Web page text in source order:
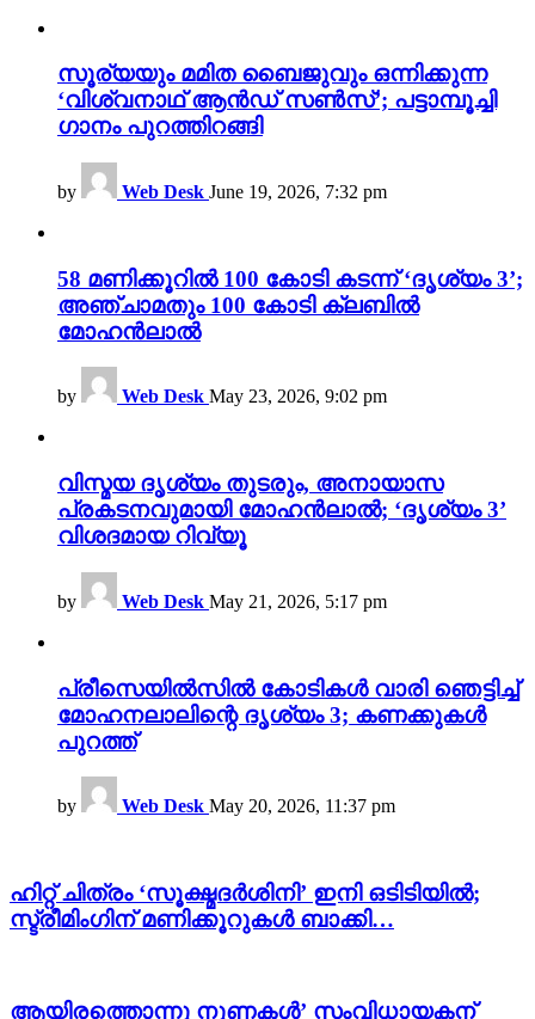
സൂര്യയും മമിത ബൈജുവും ഒന്നിക്കുന്ന
‘വിശ്വനാഥ് ആൻഡ് സൺസ്’; പട്ടാമ്പൂച്ചി
ഗാനം പുറത്തിറങ്ങി
by Web Desk June 19, 2026, 7:32 pm
58 മണിക്കൂറിൽ 100 കോടി കടന്ന് ‘ദൃശ്യം 3’;
അഞ്ചാമതും 100 കോടി ക്ലബിൽ
മോഹൻലാൽ
by Web Desk May 23, 2026, 9:02 pm
വിസ്മയ ദൃശ്യം തുടരും, അനായാസ
പ്രകടനവുമായി മോഹൻലാൽ; ‘ദൃശ്യം 3’
വിശദമായ റിവ്യൂ
by Web Desk May 21, 2026, 5:17 pm
പ്രീസെയിൽസിൽ കോടികൾ വാരി ഞെട്ടിച്ച്
മോഹനലാലിന്റെ ദൃശ്യം 3; കണക്കുകൾ
പുറത്ത്
by Web Desk May 20, 2026, 11:37 pm
ഹിറ്റ് ചിത്രം ‘സൂക്ഷ്മദർശിനി’ ഇനി ഒടിടിയിൽ;
സ്ട്രീമിംഗിന് മണിക്കൂറുകൾ ബാക്കി…
ആയിരത്തൊന്നു നുണകൾ’ സംവിധായകന്